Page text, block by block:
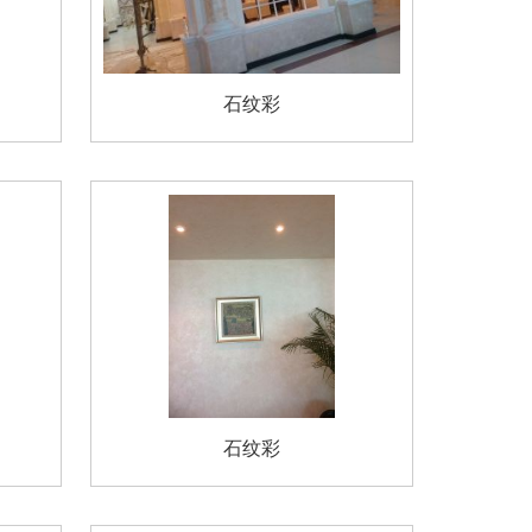
石纹彩
石纹彩